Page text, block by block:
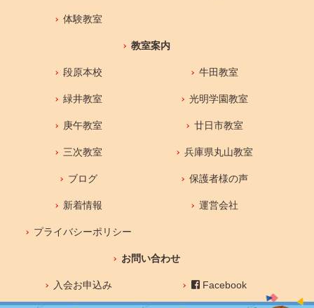
体験教室
教室案内
段原本校 牛田教室
緑井教室 光明学園教室
庚午教室 廿日市教室
三次教室 兵庫県丸山教室
ブログ 保護者様の声
新着情報 運営会社
プライバシーポリシー
お問い合わせ
入会お申込み Facebook